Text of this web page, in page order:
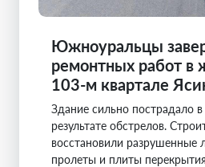
Южноуральцы
ремонтных работ в
103-м квартале
Здание сильно пострадало
результате обстрелов.
восстановили разрушенные
пролеты и плиты